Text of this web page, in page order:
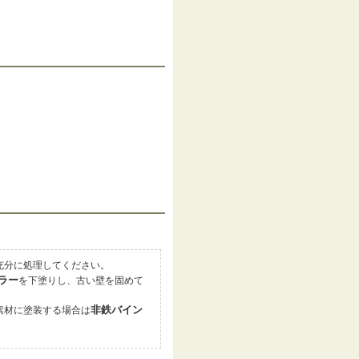
に処理してください。
ーを下塗りし、古い壁を固めて
に塗装する場合は非鉄バイン